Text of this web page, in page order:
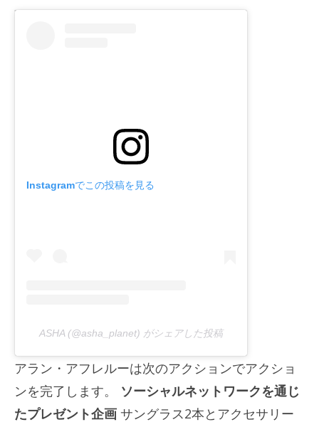
Instagramでこの投稿を見る
ASHA (@asha_planet) がシェアした投稿
アラン・アフレルーは次のアクションでアクショ
ンを完了します。
ソーシャルネットワークを通じ
たプレゼント企画 サングラス2本とアクセサリー